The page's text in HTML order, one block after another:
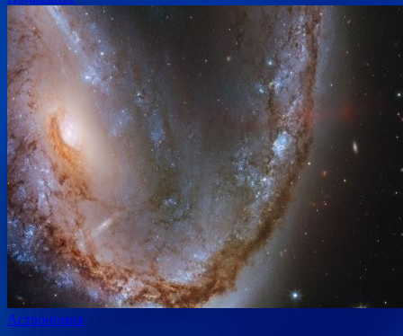
Астрономия